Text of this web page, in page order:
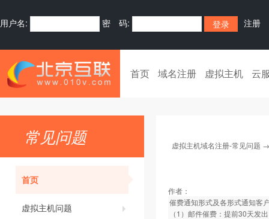
用户名: 密 码: 注册
首页 域名注册 虚拟主机 云
常见问题
首页
虚拟主机问题
虚拟主机域名注册-常见问题
作者：
催费通知形式及各形式通知客
（1）邮件催费：提前30天发